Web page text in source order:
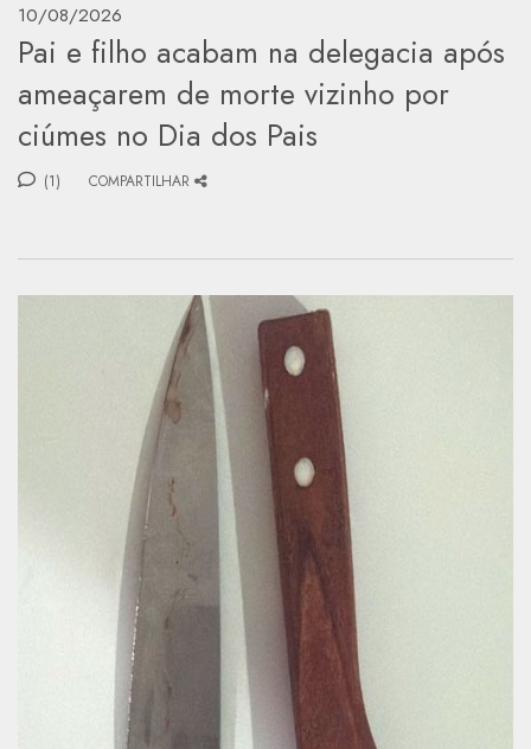
10/08/2026
Pai e filho acabam na delegacia após
ameaçarem de morte vizinho por
ciúmes no Dia dos Pais
(1) COMPARTILHAR